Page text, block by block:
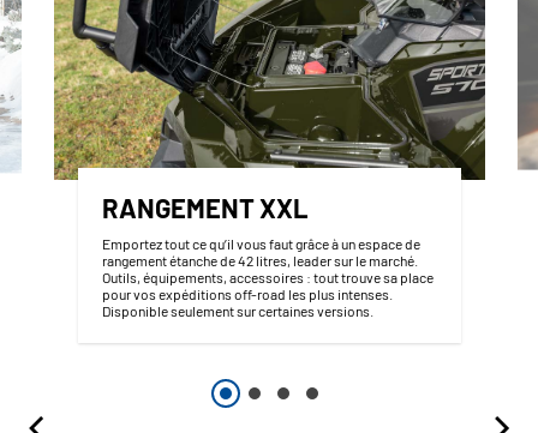
RANGEMENT XXL
Emportez tout ce qu’il vous faut grâce à un espace de
rangement étanche de 42 litres, leader sur le marché.
Outils, équipements, accessoires : tout trouve sa place
pour vos expéditions off-road les plus intenses.
Disponible seulement sur certaines versions.